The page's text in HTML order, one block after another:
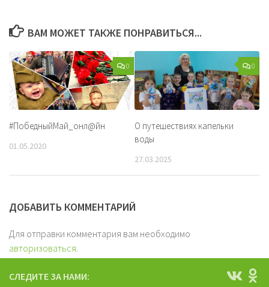
ВАМ МОЖЕТ ТАКЖЕ ПОНРАВИТЬСЯ...
0
#ПобедныйМай_онл@йн
01.05.2020
0
О путешествиях капельки
воды
27.03.2025
ДОБАВИТЬ КОММЕНТАРИЙ
Для отправки комментария вам необходимо
авторизоваться.
СЛЕДИТЕ ЗА НАМИ: